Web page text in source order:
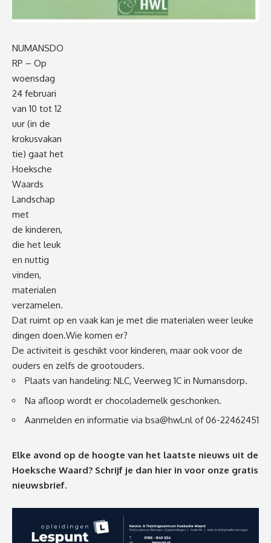
NUMANSDO
RP – Op
woensdag
24 februari
van 10 tot 12
uur (in de
krokusvakan
tie) gaat het
Hoeksche
Waards
Landschap
met
de kinderen,
die het leuk
en nuttig
vinden,
materialen
verzamelen.
Dat ruimt op en vaak kan je met die materialen weer leuke
dingen doen.Wie komen er?
De activiteit is geschikt voor kinderen, maar ook voor de
ouders en zelfs de grootouders.
Plaats van handeling: NLC, Veerweg 1C in Numansdorp.
Na afloop wordt er chocolademelk geschonken.
Aanmelden en informatie via bsa@hwl.nlof 06-22462451
Elke avond op de hoogte van het laatste nieuws uit de
Hoeksche Waard? Schrijf je dan hier in voor onze gratis
nieuwsbrief.